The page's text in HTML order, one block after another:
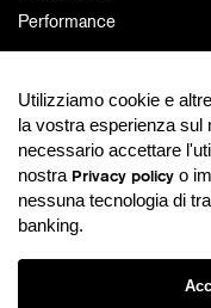
Performance
Documenti e pubblicazioni
Documenti e
Utilizziamo cookie e
la vostra esperienza sul
necessario accettare
nostra Privacy policy o
nessuna tecnologia di
banking.